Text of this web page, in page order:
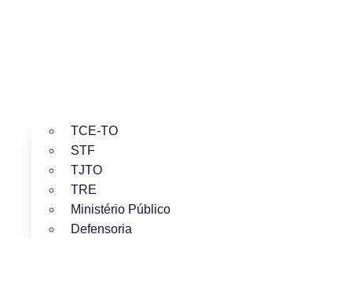
TCE-TO
STF
TJTO
TRE
Ministério Público
Defensoria